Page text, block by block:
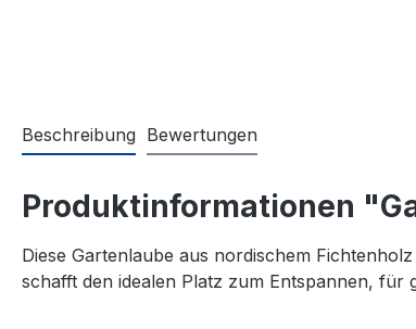
Beschreibung Bewertungen
Produktinformationen
Diese Gartenlaube aus nordischem
schafft den idealen Platz zum Entspannen, für